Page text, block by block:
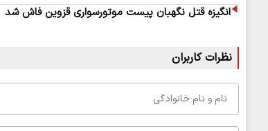
انگیزه قتل نگهبان پیست موتورسواری قزوین فاش شد
نظرات کاربران